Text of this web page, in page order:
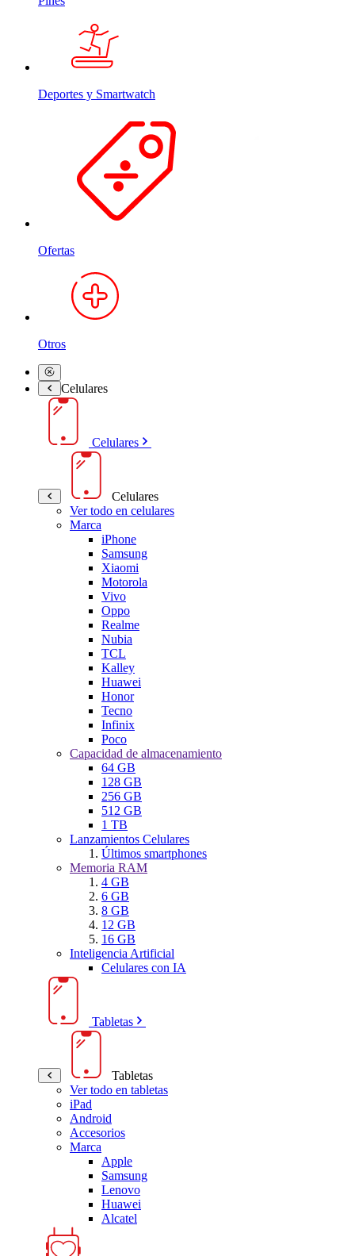
Deportes y Smartwatch
Ofertas
Otros
Celulares
Celulares
Celulares
Ver todo en celulares
Marca
iPhone
Samsung
Xiaomi
Motorola
Vivo
Oppo
Realme
Nubia
TCL
Kalley
Huawei
Honor
Tecno
Infinix
Poco
Capacidad de almacenamiento
64 GB
128 GB
256 GB
512 GB
1 TB
Lanzamientos Celulares
Últimos smartphones
Memoria RAM
4 GB
6 GB
8 GB
12 GB
16 GB
Inteligencia Artificial
Celulares con IA
Tabletas
Tabletas
Ver todo en tabletas
iPad
Android
Accesorios
Marca
Apple
Samsung
Lenovo
Huawei
Alcatel